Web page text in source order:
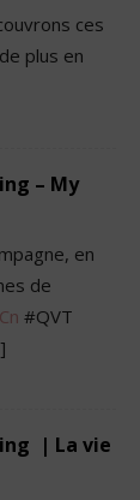
ces
plus en
– My
en
de
#QVT
| La vie